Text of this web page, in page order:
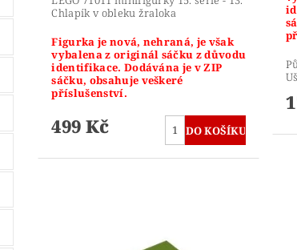
Chlapík v obleku žraloka
Figurka je nová, nehraná, je však
vybalena z originál sáčku z důvodu
identifikace. Dodávána je v ZIP
sáčku, obsahuje veškeré
příslušenství.
499 Kč